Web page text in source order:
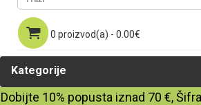
0 proizvod(a) - 0.00€
Kategorije
Dobijte 10% popusta iznad 70 €,